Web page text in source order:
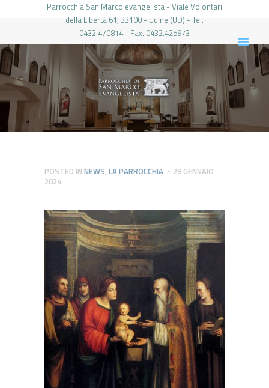
Parrocchia San Marco evangelista - Viale Volontari
della Libertá 61, 33100 - Udine (UD) - Tel.
0432.470814 - Fax. 0432.425973
PARROCCHIA DI SAN MARCO UDINE
HOME
LA PARROCCHIA
IL PARROCO
LE ATTIVITÀ
PIERABECH
FOTO E VIDEO
CONTATTI
LOGIN
POSTED IN NEWS,LA PARROCCHIA
28 GENNAIO
2024